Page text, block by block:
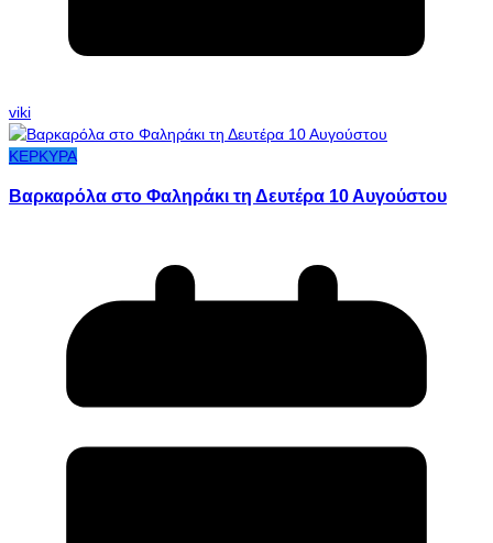
viki
ΚΕΡΚΥΡΑ
Βαρκαρόλα στο Φαληράκι τη Δευτέρα 10 Αυγούστου